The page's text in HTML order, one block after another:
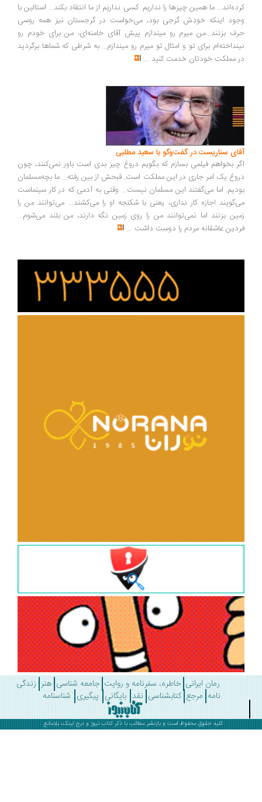
ما همین چیزها را نداریم. کسی نداریم از ما انتقاد بکند... استالین با
اینکه خودش گرجی بود، می‌خواست در گرجستان نیز همه روسی
بزنند...من میرم رو میندازم پیش آقای خامنه‌ای، من برای خودم رو
برای تو و امثال تو میرم رو میندازم... به شرطی که شماها برگردید
مملکت خودتان خدمت کنید...
سناریست در گفت‌وگو با سعید مطلبی
بخواهم فیلمی بسازم که بگویم دروغ چیز بدی است باور نمی‌کنند، چون
یک امر جاری در این مملکت است. قبحش از بین رفته... ما بچه‌مسلمان
اما می‌گفتند این مسلمان نیست... وقتی به آدمی که در کار سینماست
اجازه کار نداری، یعنی با شکنجه او را می‌کشند... می‌توانند من را
بزنند اما نمی‌توانند من را روی زمین نگه دارند، من بلند می‌شوم...
عاشقانه مردم را دوست داشت ...
رمان ایرانی خاطره، سفرنامه و روایت جامعه شناسی هنر زندگی
مرجع کتابشناسی نقد بایگانی پیگیری شناسنامه
کلیه حقوق محفوظ است و بازنشر مطالب با ذکرکتاب نیوزو درج لینک، بلامانع .